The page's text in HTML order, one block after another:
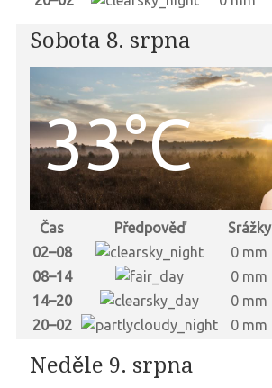
Sobota 8. srpna
33°C
Čas Předpověď Srážky
02–08
0 mm
08–14
0 mm
14–20
0 mm
20–02
0 mm
Neděle 9. srpna